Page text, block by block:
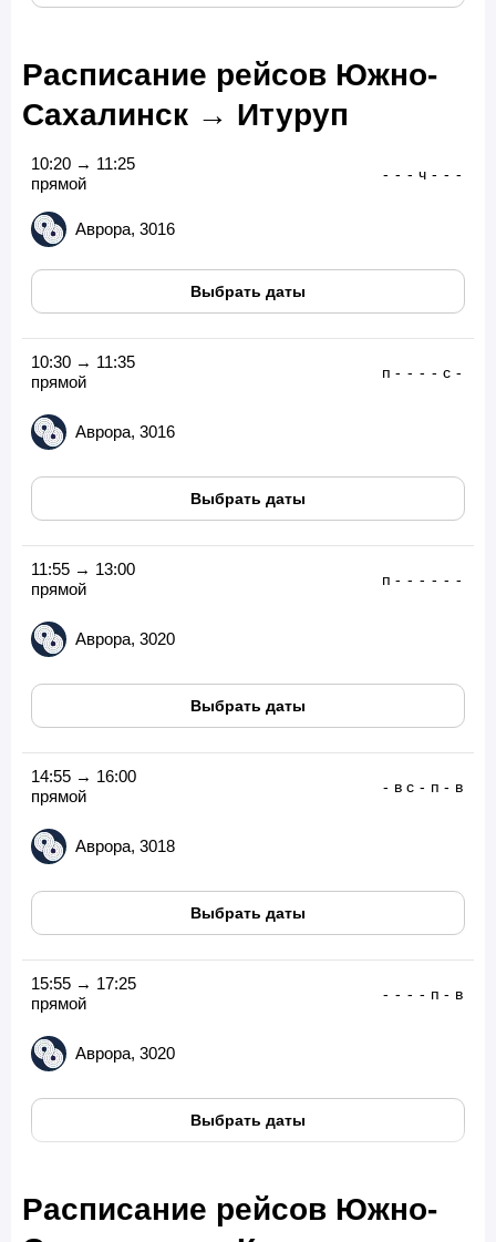
Расписание рейсов Южно-
Сахалинск → Итуруп
10:20 → 11:25
прямой
Аврора, 3016
- - - ч - - -
Выбрать даты
10:30 → 11:35
прямой
Аврора, 3016
п - - - - с -
Выбрать даты
11:55 → 13:00
прямой
Аврора, 3020
п - - - - - -
Выбрать даты
14:55 → 16:00
прямой
Аврора, 3018
- в с - п - в
Выбрать даты
15:55 → 17:25
прямой
Аврора, 3020
- - - - п - в
Выбрать даты
Расписание рейсов Южно-